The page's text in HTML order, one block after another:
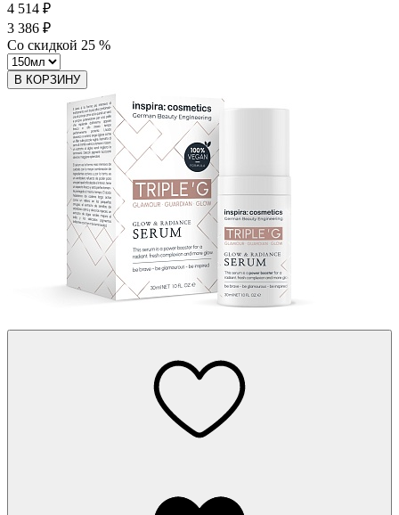
4 514 ₽
3 386 ₽
Со скидкой 25 %
В КОРЗИНУ